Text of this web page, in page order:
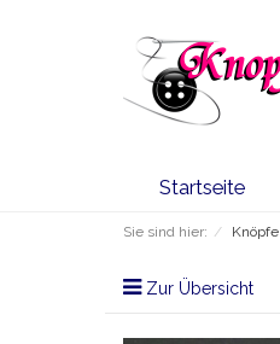
Startseite
Sie sind hier: Knöpfe
Zur Übersicht